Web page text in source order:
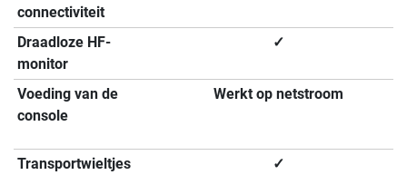
connectiviteit
Draadloze HF-
monitor
✓
Voeding van de
console
Werkt op netstroom
Transportwieltjes ✓